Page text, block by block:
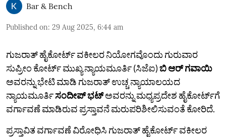
Bar & Bench
Published on: 29 Aug 2025, 6:44 am
ಗುಜರಾತ್ ಹೈಕೋರ್ಟ್‌ ವಕೀಲರ ನಿಯೋಗವೊಂದು ಗುರುವಾರ
ಸುಪ್ರೀಂ ಕೋರ್ಟ್‌ ಮುಖ್ಯ ನ್ಯಾಯಮೂರ್ತಿ (ಸಿಜೆಐ)ಬಿ ಆರ್ ಗವಾಯಿ
ಅವರನ್ನು ಭೇಟಿ ಮಾಡಿ ಗುಜರಾತ್‌ ಉಚ್ಚ ನ್ಯಾಯಾಲಯದ
ನ್ಯಾಯಮೂರ್ತಿಸಂದೀಪ್‌ ಭಟ್‌ಅವರನ್ನು ಮಧ್ಯಪ್ರದೇಶ ಹೈಕೋರ್ಟ್‌ಗೆ
ವರ್ಗಾವಣೆ ಮಾಡಿರುವ ಪ್ರಸ್ತಾವನೆ ಮರುಪರಿಶೀಲಿಸುವಂತೆ ಕೋರಿದೆ.
ಪ್ರಸ್ತಾವಿತ ವರ್ಗಾವಣೆ ವಿರೋಧಿಸಿ ಗುಜರಾತ್ ಹೈಕೋರ್ಟ್ ವಕೀಲರ